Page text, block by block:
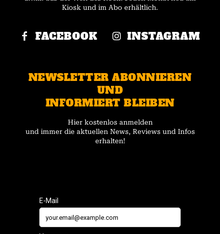
Kiosk und im Abo erhältlich.
FACEBOOK INSTAGRAM
NEWSLETTER ABONNIEREN
UND
INFORMIERT BLEIBEN
Hier kostenlos anmelden
und immer die aktuellen News, Reviews und Infos
erhalten!